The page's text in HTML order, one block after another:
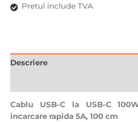
Rezistent,
charge,
5A,
USB-
C,
Pretul include TVA
Descriere
Cablu USB-C la USB-C
incarcare rapida 5A, 100 cm